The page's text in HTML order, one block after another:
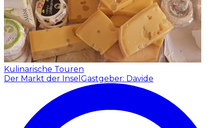
Kulinarische Touren
Der Markt der Insel Gastgeber: Davide